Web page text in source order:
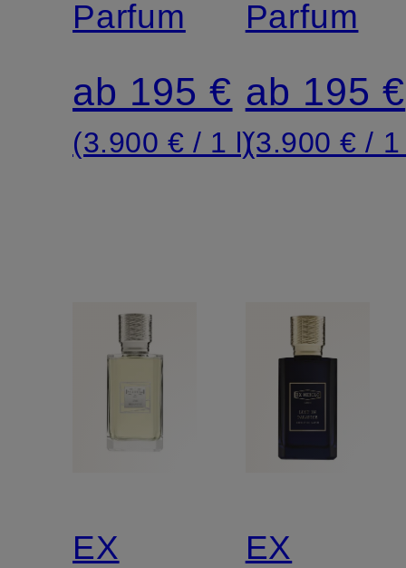
Parfum
ab 195 €
(3.900 € / 1 l)
Parfum
ab 195 €
(3.900 € /
EX
EX